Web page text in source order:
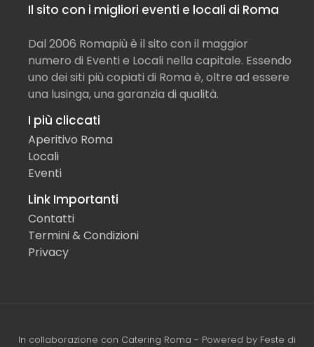
Il sito con i migliori eventi e locali di Roma
Dal 2006 Romapiù è il sito con il maggior
numero di Eventi e Locali nella capitale. Essendo
uno dei siti più copiati di Roma è, oltre ad essere
una lusinga, una garanzia di qualità.
I più cliccati
Aperitivo Roma
Locali
Eventi
Link Importanti
Contatti
Termini & Condizioni
Privacy
In collaborazione con Catering Roma - Powered by Feste di